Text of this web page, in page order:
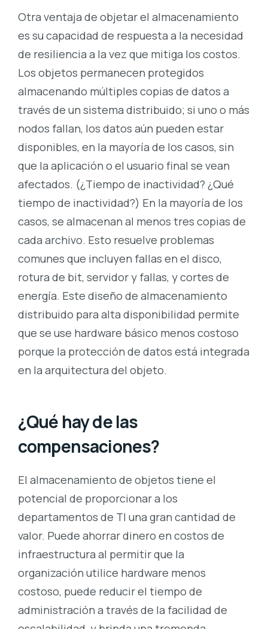
Otra ventaja de objetar el almacenamiento
es su capacidad de respuesta a la necesidad
de resiliencia a la vez que mitiga los costos.
Los objetos permanecen protegidos
almacenando múltiples copias de datos a
través de un sistema distribuido; si uno o más
nodos fallan, los datos aún pueden estar
disponibles, en la mayoría de los casos, sin
que la aplicación o el usuario final se vean
afectados. (¿Tiempo de inactividad? ¿Qué
tiempo de inactividad?) En la mayoría de los
casos, se almacenan al menos tres copias de
cada archivo. Esto resuelve problemas
comunes que incluyen fallas en el disco,
rotura de bit, servidor y fallas, y cortes de
energía. Este diseño de almacenamiento
distribuido para alta disponibilidad permite
que se use hardware básico menos costoso
porque la protección de datos está integrada
en la arquitectura del objeto.
¿Qué hay de las
compensaciones?
El almacenamiento de objetos tiene el
potencial de proporcionar a los
departamentos de TI una gran cantidad de
valor. Puede ahorrar dinero en costos de
infraestructura al permitir que la
organización utilice hardware menos
costoso, puede reducir el tiempo de
administración a través de la facilidad de